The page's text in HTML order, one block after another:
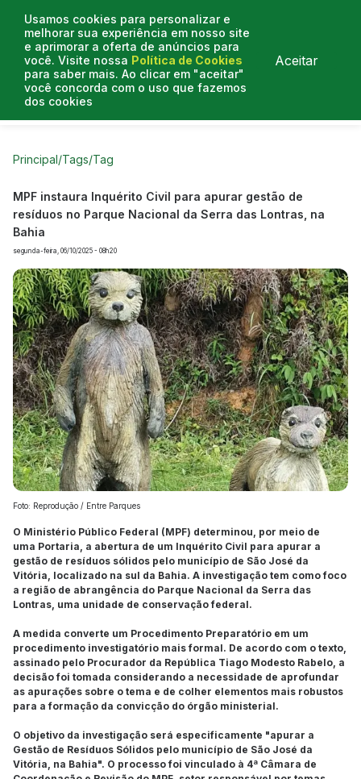
Usamos cookies para personalizar e
melhorar sua experiência em nosso site
e aprimorar a oferta de anúncios para
você. Visite nossa Política de Cookies
para saber mais. Ao clicar em "aceitar"
você concorda com o uso que fazemos
dos cookies
Aceitar
Curtas do Poder
Principal/Tags/Tag
MPF instaura Inquérito Civil para apurar gestão de
resíduos no Parque Nacional da Serra das Lontras, na
Bahia
segunda-feira, 06/10/2025 - 08h20
Foto: Reprodução / Entre Parques
O Ministério Público Federal (MPF) determinou, por meio de
uma Portaria, a abertura de um Inquérito Civil para apurar a
gestão de resíduos sólidos pelo município de São José da
Vitória, localizado na sul da Bahia. A investigação tem como foco
a região de abrangência do Parque Nacional da Serra das
Lontras, uma unidade de conservação federal.
A medida converte um Procedimento Preparatório em um
procedimento investigatório mais formal. De acordo com o texto,
assinado pelo Procurador da República Tiago Modesto Rabelo, a
decisão foi tomada considerando a necessidade de aprofundar
as apurações sobre o tema e de colher elementos mais robustos
para a formação da convicção do órgão ministerial.
O objetivo da investigação será especificamente "apurar a
Gestão de Resíduos Sólidos pelo município de São José da
Vitória, na Bahia". O processo foi vinculado à 4ª Câmara de